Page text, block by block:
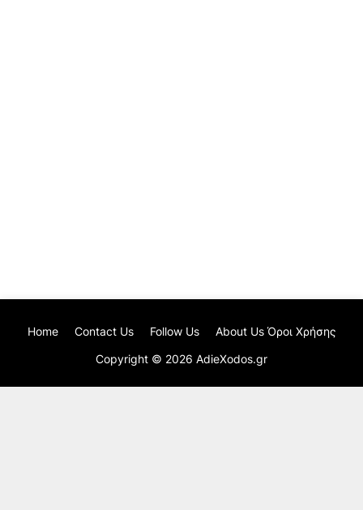
Copyright © 2026 AdieXodos.gr
Home Contact Us Follow Us About Us Όροι Χρήσης